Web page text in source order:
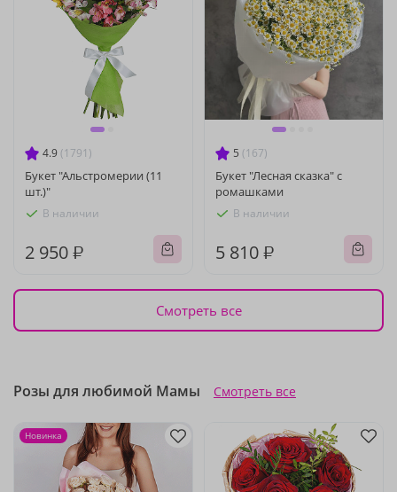
4.9 (1791)
Букет "Альстромерии (11
шт.)"
В наличии
2 950 ₽
5 (167)
Букет "Лесная сказка" с
ромашками
В наличии
5 810 ₽
Смотреть все
Розы для любимой Мамы Смотреть все
Новинка